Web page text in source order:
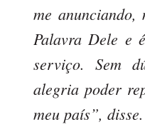
me anunciando,
Palavra Dele e
serviço. Sem
alegria poder
meu país”, disse.